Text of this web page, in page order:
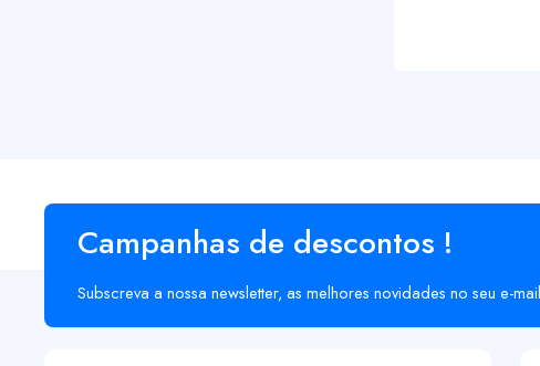
Campanhas de descontos !
Subscreva a nossa newsletter, as melhores novidades no seu e-mail